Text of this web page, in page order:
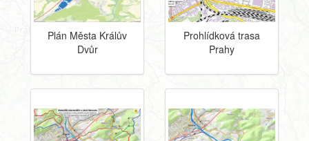
Plán Města Králův
Dvůr
Prohlídková trasa
Prahy